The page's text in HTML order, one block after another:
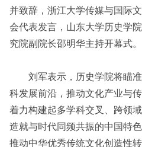
并致辞，浙江大学传媒与国际
会代表发言，山东大学历史学
究院副院长邵明华主持开幕式。
刘军表示，历史学院将瞄准
科发展前沿，推动文化产业与
着力构建起多学科交叉、跨领
造就与时代同频共振的中国特
推动中华优秀传统文化创造性